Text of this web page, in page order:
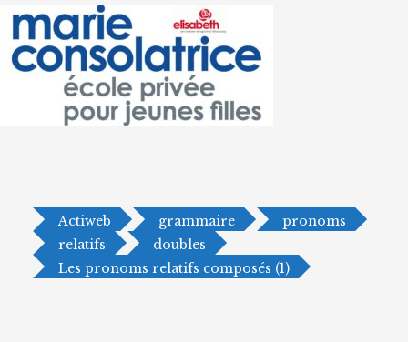
Actiweb grammaire
pronoms
relatifs
doubles
Les pronoms relatifs composés (1)